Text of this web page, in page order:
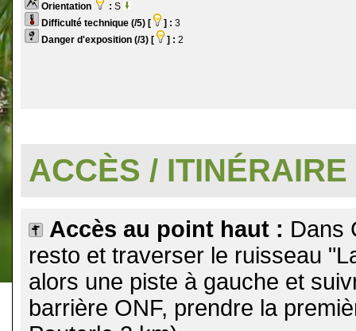
Orientation
: S
Difficulté technique (/5) [
] : 3
Danger d'exposition (/3) [
] : 2
ACCÈS / ITINÉRAIRE
Accès au point haut : Dans
resto et traverser le ruisseau
alors une piste à gauche et
barrière ONF, prendre la